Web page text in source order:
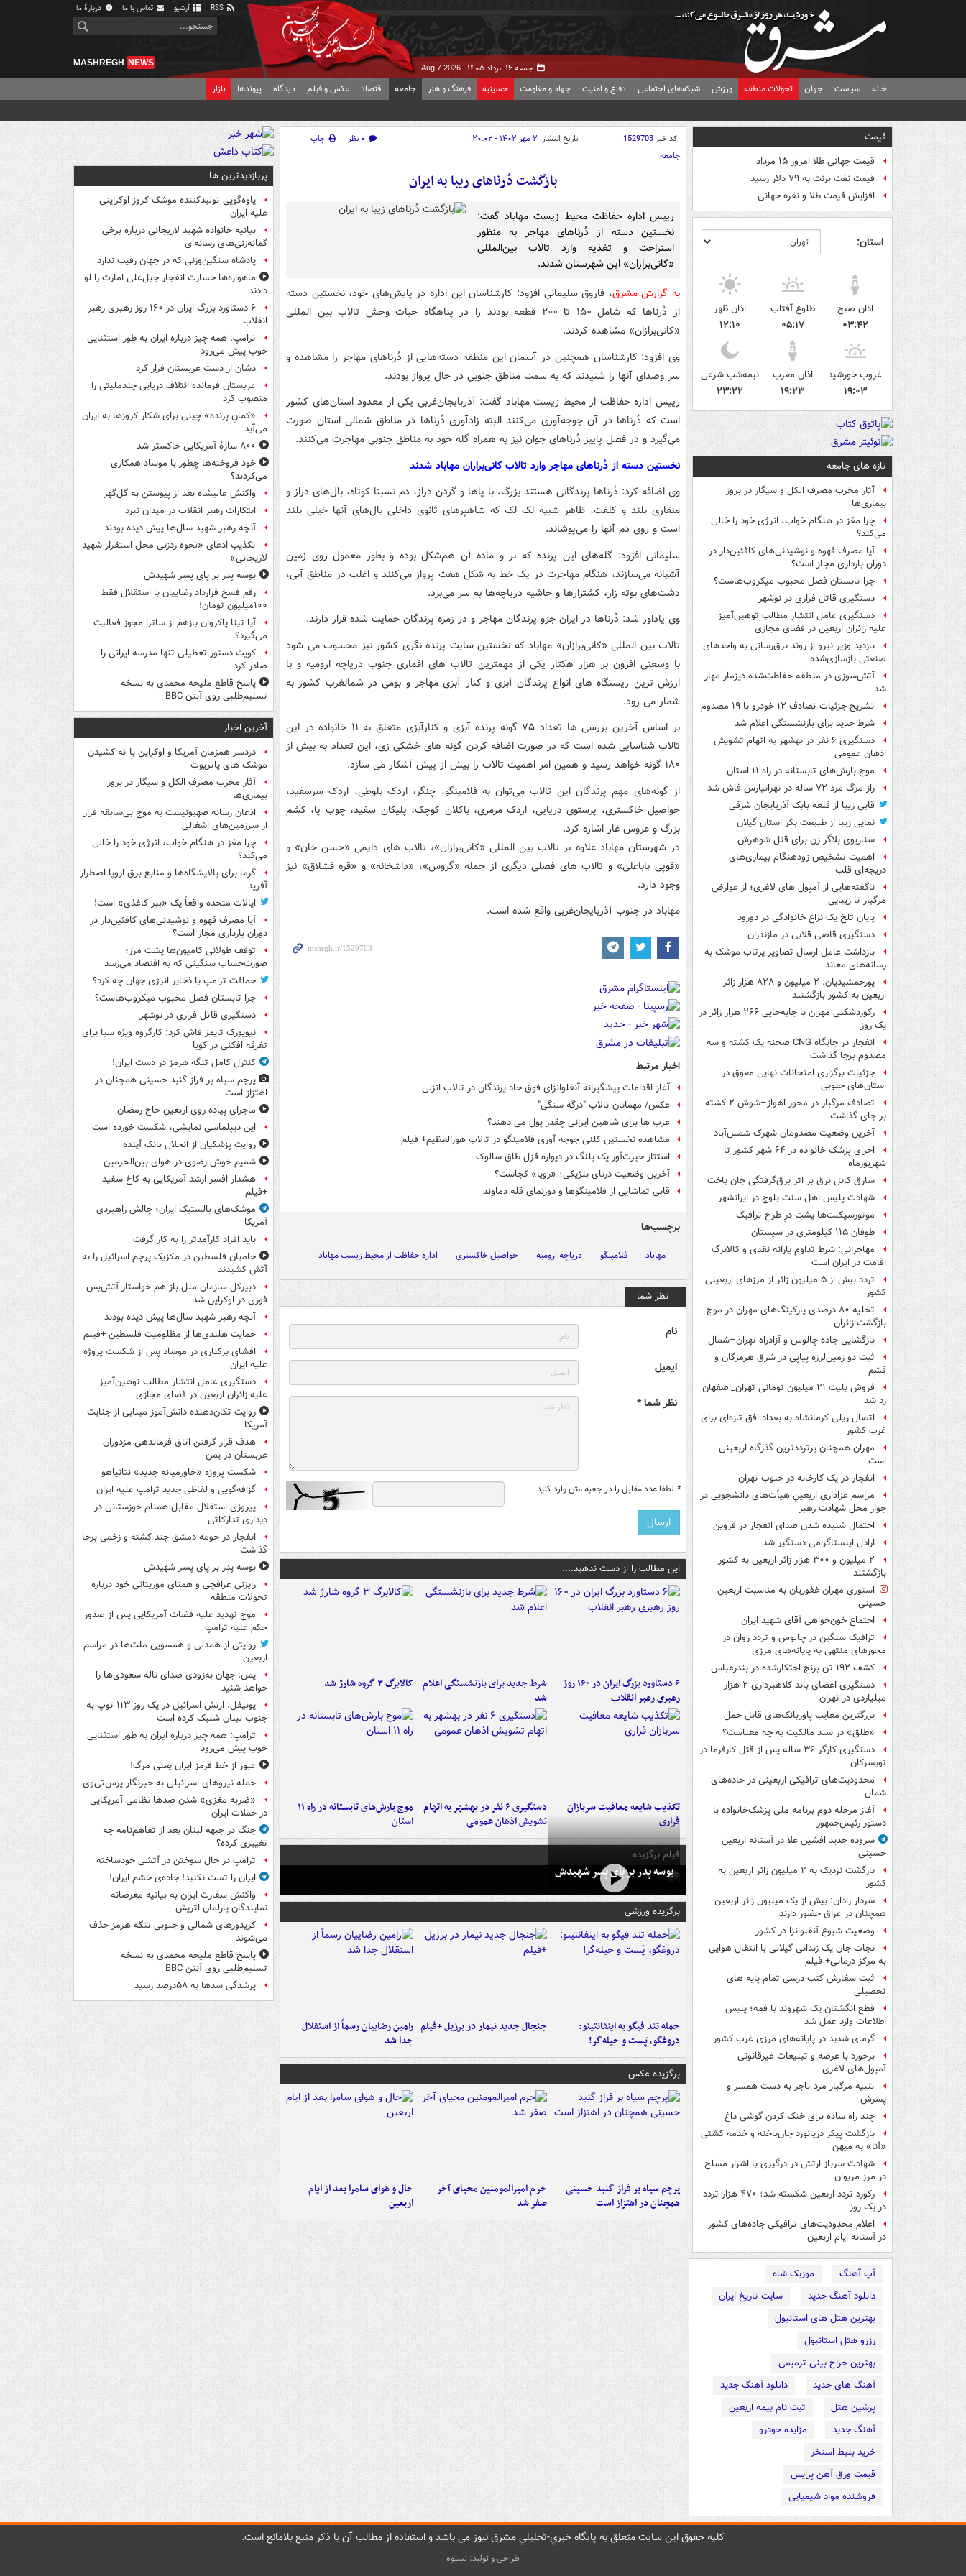
آرشیو تماس با ما دربارهٔ ما
جمعه ۱۶ مرداد ۱۴۰۵ - Aug 7 2026
MASHREGH NEWS
خانه سیاست جهان تحولات منطقه ورزش شبکه‌های اجتماعی دفاع و امنیت جهاد و مقاومت حسینیه فرهنگ و هنر جامعه اقتصاد عکس و فیلم دیدگاه پیوندها بازار
قیمت
قیمت جهانی طلا امروز ۱۵ مرداد
قیمت نفت برنت به ۷۹ دلار رسید
افزایش قیمت طلا و نقره جهانی
استان:
اذان صبح
۰۳:۴۲
طلوع آفتاب
۰۵:۱۷
اذان ظهر
۱۲:۱۰
غروب خورشید
۱۹:۰۳
اذان مغرب
۱۹:۲۳
نیمه‌شب شرعی
۲۳:۲۲
تازه های جامعه
آثار مخرب مصرف الکل و سیگار در بروز
بیماری‌ها
چرا مغز در هنگام خواب، انرژی خود را خالی
می‌کند؟
آیا مصرف قهوه و نوشیدنی‌های کافئین‌دار در
دوران بارداری مجاز است؟
چرا تابستان فصل محبوب میکروب‌هاست؟
دستگیری قاتل فراری در نوشهر
دستگیری عامل انتشار مطالب توهین‌آمیز
علیه زائران اربعین در فضای مجازی
بازدید وزیر نیرو از روند برق‌رسانی به واحدهای
صنعتی بازسازی‌شده
آتش‌سوزی در منطقه حفاظت‌شده دیزمار مهار
شد
تشریح جزئیات تصادف ۱۲ خودرو با ۱۹ مصدوم
شرط جدید برای بازنشستگی اعلام شد
دستگیری ۶ نفر در بهشهر به اتهام تشویش
اذهان عمومی
موج بارش‌های تابستانه در راه ۱۱ استان
راز مرگ مرد ۷۲ ساله در تهرانپارس فاش شد
قابی زیبا از قلعه بابک آذربایجان شرقی
نمایی زیبا از طبیعت بکر استان گیلان
سناریوی بلاگر زن برای قتل شوهرش
اهمیت تشخیص زودهنگام بیماری‌های
دریچه‌ای قلب
ناگفته‌هایی از آمپول های لاغری؛ از عوارض
مرگبار تا زیبایی
پایان تلخ یک نزاع خانوادگی در دورود
دستگیری قاضی قلابی در مازندران
بازداشت عامل ارسال تصاویر پرتاب موشک به
رسانه‌های معاند
پورجمشیدیان: ۲ میلیون و ۸۲۸ هزار زائر
اربعین به کشور بازگشتند
رکوردشکنی مهران با جابه‌جایی ۲۶۶ هزار زائر در
یک روز
انفجار در جایگاه CNG صحنه یک کشته و سه
مصدوم برجا گذاشت
جزئیات برگزاری امتحانات نهایی معوق در
استان‌های جنوبی
تصادف مرگبار در محور اهواز–شوش ۲ کشته
بر جای گذاشت
آخرین وضعیت مصدومان شهرک شمس‌آباد
اجرای پزشک خانواده در ۶۴ شهر کشور تا
شهریورماه
سارق کابل برق بر اثر برق‌گرفتگی جان باخت
شهادت پلیس اهل سنت بلوچ در ایرانشهر
موتورسیکلت‌ها پشت درِ طرح ترافیک
طوفان ۱۱۵ کیلومتری در سیستان
مهاجرانی: شرط تداوم یارانه نقدی و کالابرگ
اقامت در ایران است
تردد بیش از ۵ میلیون زائر از مرزهای اربعینی
کشور
تخلیه ۸۰ درصدی پارکینگ‌های مهران در موج
بازگشت زائران
بازگشایی جاده چالوس و آزادراه تهران–شمال
ثبت دو زمین‌لرزه پیاپی در شرق هرمزگان و
قشم
فروش بلیت ۲۱ میلیون تومانی تهران_اصفهان
رد شد
اتصال ریلی کرمانشاه به بغداد افق تازه‌ای برای
غرب کشور
مهران همچنان پرترددترین گذرگاه اربعینی
است
انفجار در یک کارخانه در جنوب تهران
مراسم عزاداری اربعینِ هیأت‌های دانشجویی در
جوار محل شهادت رهبر
احتمال شنیده شدن صدای انفجار در قزوین
اراذل اینستاگرامی دستگیر شد
۲ میلیون و ۳۰۰ هزار زائر اربعین به کشور
بازگشتند
استوری مهران غفوریان به مناسبت اربعین
حسینی
اجتماع خون‌خواهی آقای شهید ایران
ترافیک سنگین در چالوس و تردد روان در
محورهای منتهی به پایانه‌های مرزی
کشف ۱۹۲ تن برنج احتکارشده در بندرعباس
دستگیری اعضای باند کلاهبرداری ۲ هزار
میلیاردی در تهران
بزرگترین معایب پاوربانک‌های قابل حمل
«طلق» در سند مالکیت به چه معناست؟
دستگیری کارگر ۳۶ ساله پس از قتل کارفرما در
تویسرکان
محدودیت‌های ترافیکی اربعینی در جاده‌های
شمال‌
آغاز مرحله دوم برنامه ملی پزشک‌خانواده با
دستور رئیس‌جمهور
سروده جدید افشین علا در آستانه اربعین
حسینی
بازگشت نزدیک به ۲ میلیون زائر اربعین به
کشور
سردار رادان: بیش از یک میلیون زائر اربعین
همچنان در عراق حضور دارند
وضعیت شیوع آنفلوانزا در کشور
نجات جان یک زندانی گیلانی با انتقال هوایی
به مرکز درمانی+ فیلم
ثبت سفارش کتب درسی تمام پایه های
تحصیلی
قطع انگشتان یک شهروند با قمه؛ پلیس
اطلاعات وارد عمل شد
گرمای شدید در پایانه‌های مرزی غرب کشور
برخورد با عرضه و تبلیغات غیرقانونی
آمپول‌های لاغری
تنبیه مرگبار مرد تاجر به دست همسر و
پسرش
چند راه‌ ساده برای خنک کردن گوشی داغ
بازگشت پیکر دریانورد جان‌باخته و خدمه کشتی
«آنا» به میهن
شهادت سرباز ارتش در درگیری با اشرار مسلح
در مرز مریوان
رکورد تردد اربعین شکسته شد؛ ۴۷۰ هزار تردد
در یک روز
اعلام محدودیت‌های ترافیکی جاده‌های کشور
در آستانه ایام اربعین
آپ آهنگ
موزیک شاه
دانلود آهنگ جدید
سایت تاریخ ایران
بهترین هتل های استانبول
رزرو هتل استانبول
بهترین جراح بینی ترمیمی
آهنگ های جدید
دانلود آهنگ جدید
پرشین هتل
ثبت نام بیمه اربعین
آهنگ جدید
مزایده خودرو
خرید بلیط استخر
قیمت ورق آهن پرایس
فروشنده مواد شیمیایی
کد خبر1529703 تاریخ انتشار: ۲ مهر ۱۴۰۲ - ۲۰:۰۲ ۰ نظر
چاپ
جامعه
بازگشت دُرناهای زیبا به ایران
رییس اداره حفاظت محیط زیست مهاباد گفت‌:
نخستین دسته از دُرناهای مهاجر به منظور
استراحت و تغذیه وارد تالاب‌ بین‌المللی
«کانی‌برازان» این شهرستان شدند.
به گزارش مشرق، فاروق سلیمانی افزود: کارشناسان این اداره در پایش‌های خود، نخستین دسته
از دُرناها که شامل ۱۵۰ تا ۲۰۰ قطعه بودند را در پناهگاه حیات وحش تالاب بین المللی
«کانی‌برازان» مشاهده کردند.
وی افزود: کارشناسان همچنین در آسمان این منطقه دسته‌هایی از دُرناهای مهاجر را مشاهده و
سر وصدای آنها را شنیدند که به سمت مناطق جنوبی در حال پرواز بودند.
رییس اداره حفاظت از محیط زیست مهاباد گفت: آذربایجان‌غربی یکی از معدود استان‌های کشور
است که دُرناها در آن جوجه‌آوری می‌کنند البته زادآوری دُرناها در مناطق شمالی استان صورت
می‌گیرد و در فصل پاییز دُرناهای جوان نیز به همراه گله خود به مناطق جنوبی مهاجرت می‌کنند.
نخستین دسته از دُرناهای مهاجر وارد تالاب‌ کانی‌برازان مهاباد شدند
وی اضافه کرد: دُرناها پرندگانی هستند بزرگ، با پاها و گردن دراز، دم نسبتا کوتاه، بال‌های دراز و
منقاری بلند و کلفت، ظاهر شبیه لک‌ لک که شاهپرهای ثانوی داخلی بال‌های آنها خیلی بلند
است و روی دم آنها را می‌پوشاند.
سلیمانی افزود: گله‌های این پرنده که نر و ماده آن هم‌شکل بوده و بطور معمول روی زمین
آشیانه می‌سازند، هنگام مهاجرت در یک خط به شکل هفت پرواز می‌کنند و اغلب در مناطق آبی،
دشت‌های بوته زار، کشتزارها و حاشیه دریاچه‌ها به سر می‌برد.
وی یاداور شد: دُرناها در ایران جزو پرندگان مهاجر و در زمره پرندگان حمایت شده قرار دارند.
تالاب بین المللی «کانی‌برازان» مهاباد که نخستین سایت پرنده نگری کشور نیز محسوب می شود
با وسعتی افزون بر هزار هکتار یکی از مهمترین تالاب های اقماری جنوب دریاچه ارومیه و با
ارزش ترین زیستگاه های انواع پرندگان آبزی و کنار آبزی مهاجر و بومی در شمالغرب کشور به
شمار می رود.
بر اساس آخرین بررسی ها تعداد ۷۵ گونه پرنده آبزی و کنارآبزی متعلق به ۱۱ خانواده در این
تالاب شناسایی شده است که در صورت اضافه کردن گونه های خشکی زی، این تعداد به بیش از
۱۸۰ گونه خواهد رسید و همین امر اهمیت تالاب را بیش از پیش آشکار می سازد.
از گونه‌های مهم پرندگان این تالاب می‌توان به فلامینگو، چنگر، اردک بلوطی، اردک سرسفید،
حواصیل خاکستری، پرستوی دریایی، اردک مرمری، باکلان کوچک، پلیکان سفید، چوب پا، کشم
بزرگ و عروس غاز اشاره کرد.
در شهرستان مهاباد علاوه بر تالاب بین المللی «کانی‌برازان»، تالاب های دایمی «حسن خان» و
«قوپی باباعلی» و تالاب های فصلی دیگری از جمله «گروس»، «داشخانه» و «قره قشلاق» نیز
وجود دارد.
مهاباد در جنوب آذربایجان‌غربی واقع شده است.
اخبار مرتبط
آغاز اقدامات پیشگیرانه آنفلوانزای فوق حاد پرندگان در تالاب انزلی
عکس/ مهمانان تالاب "درگه سنگی"
عرب ها برای شاهین ایرانی چقدر پول می دهند؟
مشاهده نخستین کلنی جوجه آوری فلامینگو در تالاب هورالعظیم+ فیلم
استتار حیرت‌آور یک پلنگ در دیواره قزل طاق سالوک
آخرین وضعیت درنای بلژیکی؛ «رویا» کجاست؟
قابی تماشایی از فلامینگوها و دورنمای قله دماوند
برچسب‌ها
مهاباد فلامینگو دریاچه ارومیه حواصیل خاکستری اداره حفاظت از محیط زیست مهاباد
نظر شما
نام
ایمیل
نظر شما *
* لطفا عدد مقابل را در جعبه متن وارد کنید
این مطالب را از دست ندهید....
۶ دستاورد بزرگ ایران در ۱۶۰ روز
رهبری رهبر انقلاب
شرط جدید برای بازنشستگی اعلام
شد
کالابرگ ۳ گروه شارژ شد
تکذیب شایعه معافیت سربازان
فراری
دستگیری ۶ نفر در بهشهر به اتهام
تشویش اذهان عمومی
موج بارش‌های تابستانه در راه ۱۱
استان
فیلم برگزیده
بوسه‌ پدر بر پای پسر شهیدش
برگزیده ورزشی
حمله تند فیگو به اینفانتینو:
دروغگو، پَست‌ و حیله‌گر!
جنجال جدید نیمار در برزیل +فیلم رامین رضاییان رسماً از استقلال
جدا شد
برگزیده عکس
پرچم سیاه بر فراز گنبد حسینی
همچنان در اهتزاز است
حرم امیرالمومنین محیای آخر
صفر شد
حال و هوای سامرا بعد از ایام
اربعین
پربازدیدترین ها
یاوه‌گویی تولیدکننده موشک کروز اوکراینی
علیه ایران
بیانیه خانواده شهید لاریجانی درباره برخی
گمانه‌زنی‌های رسانه‌ای
پادشاه سنگین‌وزنی که در جهان رقیب ندارد
ماهواره‌ها خسارت انفجار جبل‌علی امارت را لو
دادند
۶ دستاورد بزرگ ایران در ۱۶۰ روز رهبری رهبر
انقلاب
ترامپ: همه چیز درباره ایران به طور استثنایی
خوب پیش می‌رود
دشان از دست عربستان فرار کرد
عربستان فرمانده ائتلاف دریایی چندملیتی را
منصوب کرد
«کمانِ پرنده» چینی برای شکار کروزها به ایران
می‌آید
۸۰۰ سازۀ آمریکایی خاکستر شد
خود فروخته‌ها چطور با موساد همکاری
می‌کردند؟
واکنش عالیشاه بعد از پیوستن به گل‌گهر
ابتکارات رهبر انقلاب در میدان نبرد
آنچه رهبر شهید سال‌ها پیش دیده بودند
تکذیب ادعای «نحوه ردزنی محل استقرار شهید
لاریجانی»
بوسه‌ پدر بر پای پسر شهیدش
رقم فسخ قرارداد رضاییان با استقلال فقط
۱۰۰میلیون تومان!
آیا تینا پاکروان بازهم از ساترا مجوز فعالیت
می‌گیرد؟
کویت دستور تعطیلی تنها مدرسه ایرانی را
صادر کرد
پاسخ قاطع ملیحه محمدی به نسخه
تسلیم‌طلبی روی آنتن BBC
آخرین اخبار
دردسر همزمان آمریکا و اوکراین با ته کشیدن
موشک های پاتریوت
آثار مخرب مصرف الکل و سیگار در بروز
بیماری‌ها
اذعان رسانه صهیونیست به موج بی‌سابقه فرار
از سرزمین‌های اشغالی
چرا مغز در هنگام خواب، انرژی خود را خالی
می‌کند؟
گرما برای پالایشگاه‌ها و منابع برق اروپا اضطرار
آفرید
ایالات متحده واقعاً یک «ببر کاغذی» است!
آیا مصرف قهوه و نوشیدنی‌های کافئین‌دار در
دوران بارداری مجاز است؟
توقف طولانی کامیون‌ها پشت مرز؛
صورت‌حساب سنگینی که به اقتصاد می‌رسد
حماقت ترامپ با ذخایر انرژی جهان چه کرد؟
چرا تابستان فصل محبوب میکروب‌هاست؟
دستگیری قاتل فراری در نوشهر
نیویورک تایمز فاش کرد: کارگروه ویژه سیا برای
تفرقه افکنی در کوبا
کنترل کامل تنگه هرمز در دست ایران!
پرچم سیاه بر فراز گنبد حسینی همچنان در
اهتزاز است
ماجرای پیاده روی اربعین حاج رمضان
این دیپلماسی نمایشی، شکست خورده است
روایت پزشکیان از انحلال بانک آینده
شمیم خوش رضوی در هوای بین‌الحرمین
هشدار افسر ارشد آمریکایی به کاخ سفید
+فیلم
موشک‌های بالستیک ایران؛ چالش راهبردی
آمریکا
باید افراد کارآمدتر را به کار گرفت
حامیان فلسطین در مکزیک پرچم اسرائیل را به
آتش کشیدند
دبیرکل سازمان ملل باز هم خواستار آتش‌بس
فوری در اوکراین شد
آنچه رهبر شهید سال‌ها پیش دیده بودند
حمایت هلندی‌ها از مظلومیت فلسطین +فیلم
افشای برکناری در موساد پس از شکست پروژه
علیه ایران
دستگیری عامل انتشار مطالب توهین‌آمیز
علیه زائران اربعین در فضای مجازی
روایت تکان‌دهنده دانش‌آموز مینابی از جنایت
آمریکا
هدف قرار گرفتن اتاق‌ فرماندهی مزدوران
عربستان در یمن
شکست پروژه «خاورمیانه جدید» نتانیاهو
گزافه‌گویی و لفاظی جدید ترامپ علیه ایران
پیروزی استقلال مقابل همنام خوزستانی در
دیداری تدارکاتی
انفجار در حومه دمشق چند کشته و زخمی برجا
گذاشت
بوسه‌ پدر بر پای پسر شهیدش
رایزنی عراقچی و همتای موریتانی خود درباره
تحولات منطقه
موج تهدید علیه قضات آمریکایی پس از صدور
حکم علیه ترامپ
روایتی از همدلی و همسویی ملت‌ها در مراسم
اربعین
یمن: جهان به‌زودی صدای ناله سعودی‌ها را
خواهد شنید
یونیفل: ارتش اسرائیل در یک روز ۱۱۳ توپ به
جنوب لبنان شلیک کرده است
ترامپ: همه چیز درباره ایران به طور استثنایی
خوب پیش می‌رود
عبور از خط قرمز ایران یعنی مرگ!
حمله نیروهای اسرائیلی به خبرنگار پرس‌تی‌وی
«ضربه مغزی» شدن صدها نظامی آمریکایی
در حملات ایران
جنگ در جبهه لبنان بعد از تفاهم‌نامه چه
تغییری کرده؟
ترامپ در حال سوختن در آتشی خودساخته
ایران را تست نکنید! جاده‌ی خشم ایران!
واکنش سفارت ایران به بیانیه مغرضانه
نمایندگان پارلمان اتریش
کریدورهای شمالی و جنوبی تنگه هرمز حذف
می‌شوند
پاسخ قاطع ملیحه محمدی به نسخه
تسلیم‌طلبی روی آنتن BBC
پرشدگی سدها به ۵۸درصد رسید
کليه حقوق اين سايت متعلق به پایگاه خبري-تحليلي مشرق نيوز می باشد و استفاده از مطالب آن با ذکر منبع بلامانع است.
طراحی و تولید: نستوه